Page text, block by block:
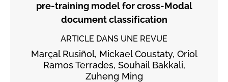
pre-training model for cross-Modal
document classification
ARTICLE DANS UNE REVUE
Marçal Rusiñol, Mickael Coustaty, Oriol
Ramos Terrades, Souhail Bakkali,
Zuheng Ming